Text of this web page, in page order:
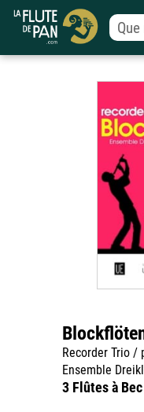
Recorder Trio /
Ensemble
3 Flûtes à Bec